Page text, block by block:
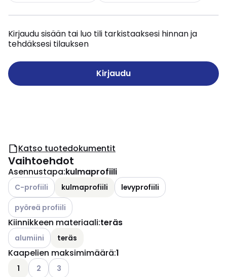
Kirjaudu sisään tai luo tili tarkistaaksesi hinnan ja
tehdäksesi tilauksen
Kirjaudu
Katso tuotedokumentit
Vaihtoehdot
Asennustapa:kulmaprofiili
Katso käytettävissä olevat vaihtoehdot
C-profiili kulmaprofiili
levyprofiili
Katso käytettävissä olevat vaihtoehdot
pyöreä profiili
Kiinnikkeen materiaali:teräs
Katso käytettävissä olevat vaihtoehdot
alumiini teräs
Kaapelien maksimimäärä:1
1 Katso käytettävissä olevat vaihtoehdot
2 Katso käytettävissä olevat vaihtoehdot
3